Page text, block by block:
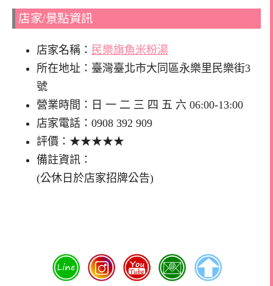
店家/景點資訊
店家名稱： 民樂旗魚米粉湯
所在地址：臺灣臺北市大同區永樂里民樂街3
號
營業時間：日 一 二 三 四 五 六 06:00-13:00
店家電話：0908 392 909
評價：★★★★★
備註資訊：
(公休日於店家招牌公告)